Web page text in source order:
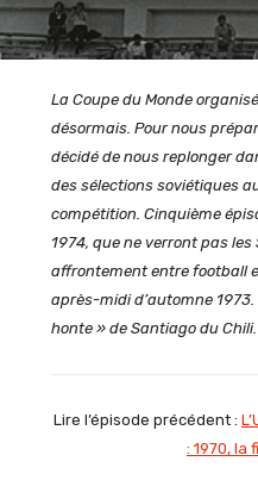
La Coupe du Monde
désormais. Pour nous
décidé de nous replonger
des sélections soviétiques
compétition. Cinquième
1974, que ne verront pas
affrontement entre football
après-midi d’automne
honte » de Santiago du Chili.
Lire l’épisode précédent :
: 1970, la